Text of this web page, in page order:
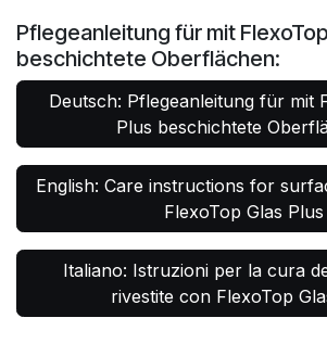
Pflegeanleitung für mit
beschichtete Oberflächen:
Deutsch: Pflegeanleitung für mit
Plus beschichtete
English: Care instructions for
FlexoTop Glas Plus
Italiano: Istruzioni per la cura
rivestite con FlexoTop